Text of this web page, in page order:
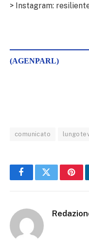
> Instagram:
(AGENPARL)
comunicato
FacebookTwitter